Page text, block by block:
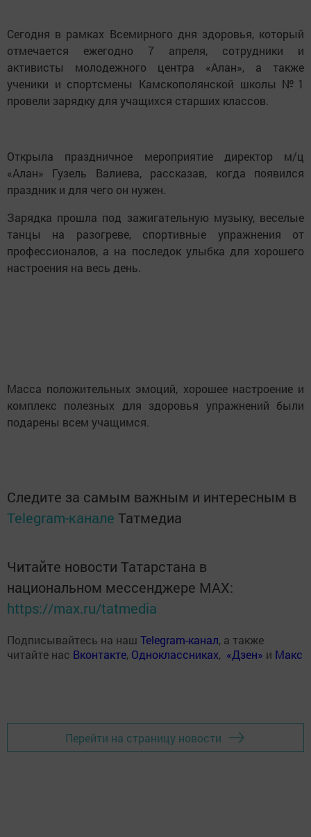
Сегодня в рамках Всемирного дня здоровья, который
отмечается ежегодно 7 апреля, сотрудники и
активисты молодежного центра «Алан», а также
ученики и спортсмены Камскополянской школы №1
провели зарядку для учащихся старших классов.
Открыла праздничное мероприятие директор м/ц
«Алан» Гузель Валиева, рассказав, когда появился
праздник и для чего он нужен.
Зарядка прошла под зажигательную музыку, веселые
танцы на разогреве, спортивные упражнения от
профессионалов, а на последок улыбка для хорошего
настроения на весь день.
Масса положительных эмоций, хорошее настроение и
комплекс полезных для здоровья упражнений были
подарены всем учащимся.
Следите за самым важным и интересным в
Telegram-канале Татмедиа
Читайте новости Татарстана в
национальном мессенджере MАХ:
https://max.ru/tatmedia
Подписывайтесь на наш Telegram-канал, а также
читайте нас Вконтакте, Одноклассниках, «Дзен» и Макс
Перейти на страницу новости